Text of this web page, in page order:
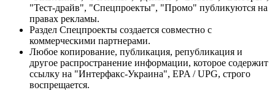
"Тест-драйв", "Спецпроекты", "Промо" публикуются на
правах рекламы.
Раздел Спецпроекты создается совместно с
коммерческими партнерами.
Любое копирование, публикация, републикация и
другое распространение информации, которое содержит
ссылку на "Интерфакс-Украина", EPA / UPG, строго
воспрещается.